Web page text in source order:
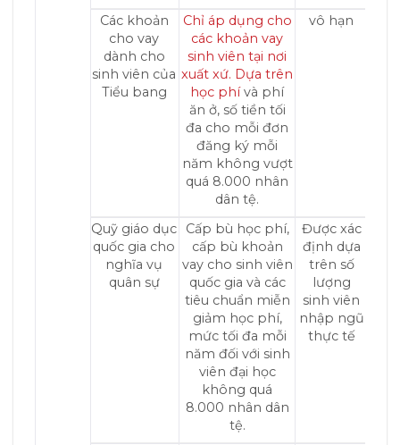
Các khoản
cho vay
dành cho
sinh viên của
Tiểu bang
Chỉ áp dụng cho
các khoản vay
sinh viên tại nơi
xuất xứ. Dựa trên
học phívà phí
ăn ở, số tiền tối
đa cho mỗi đơn
đăng ký mỗi
năm không vượt
quá 8.000 nhân
dân tệ.
vô hạn
Quỹ giáo dục
quốc gia cho
nghĩa vụ
quân sự
Cấp bù học phí,
cấp bù khoản
vay cho sinh viên
quốc gia và các
tiêu chuẩn miễn
giảm học phí,
mức tối đa mỗi
năm đối với sinh
viên đại học
không quá
8.000 nhân dân
tệ.
Được xác
định dựa
trên số
lượng
sinh viên
nhập ngũ
thực tế